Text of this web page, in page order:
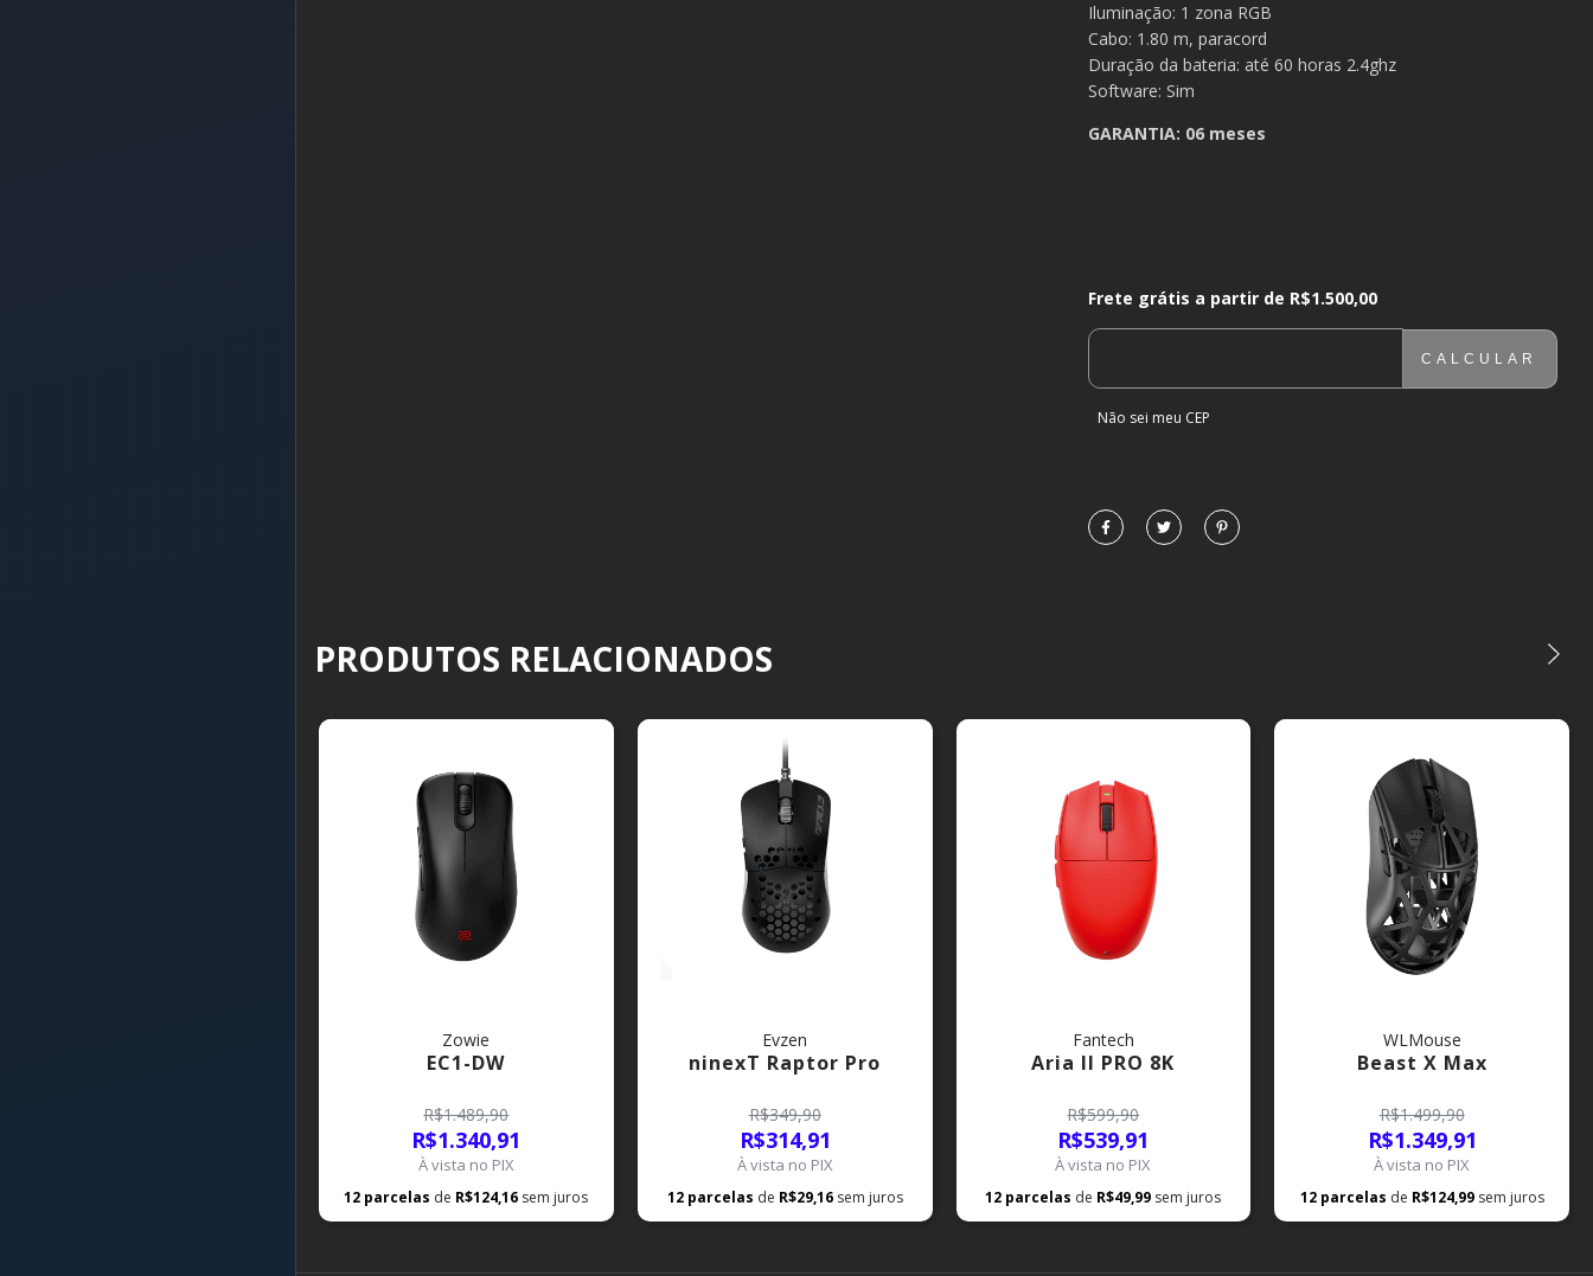
Iluminação: 1 zona RGB
Cabo: 1.80 m, paracord
Duração da bateria: até 60 horas 2.4ghz
Software: Sim
GARANTIA: 06 meses
Frete grátis a partir deR$1.500,00
ALTERAR CEP
Frete grátis a partir de R$1.500,00
CALCULAR
Não sei meu CEP
PRODUTOS RELACIONADOS
Zowie
EC1-DW
R$1.489,90
R$1.340,91
À vista no PIX
12 parcelas de R$124,16 sem juros
Evzen
ninexT Raptor Pro
R$349,90
R$314,91
À vista no PIX
12 parcelas de R$29,16 sem juros
Fantech
Aria II PRO 8K
R$599,90
R$539,91
À vista no PIX
12 parcelas de R$49,99 sem juros
WLMouse
Beast X Max
R$1.499,90
R$1.349,91
À vista no PIX
12 parcelas de R$124,99 sem juros